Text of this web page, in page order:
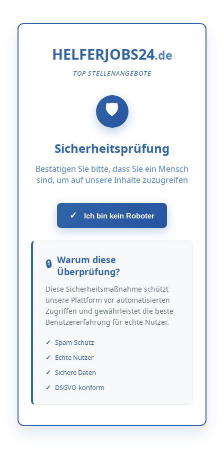
HELFERJOBS24
TOP STELLENANGEBOTE
Sicherheitsprüfung
Bestätigen Sie bitte, dass Sie ein Mensch
sind, um auf unsere Inhalte zuzugreifen
✓ Ich bin kein Roboter
Warum diese
Überprüfung?
Diese Sicherheitsmaßnahme schützt
unsere Plattform vor automatisierten
Zugriffen und gewährleistet die beste
Benutzererfahrung für echte Nutzer.
Spam-Schutz
Echte Nutzer
Sichere Daten
DSGVO-konform